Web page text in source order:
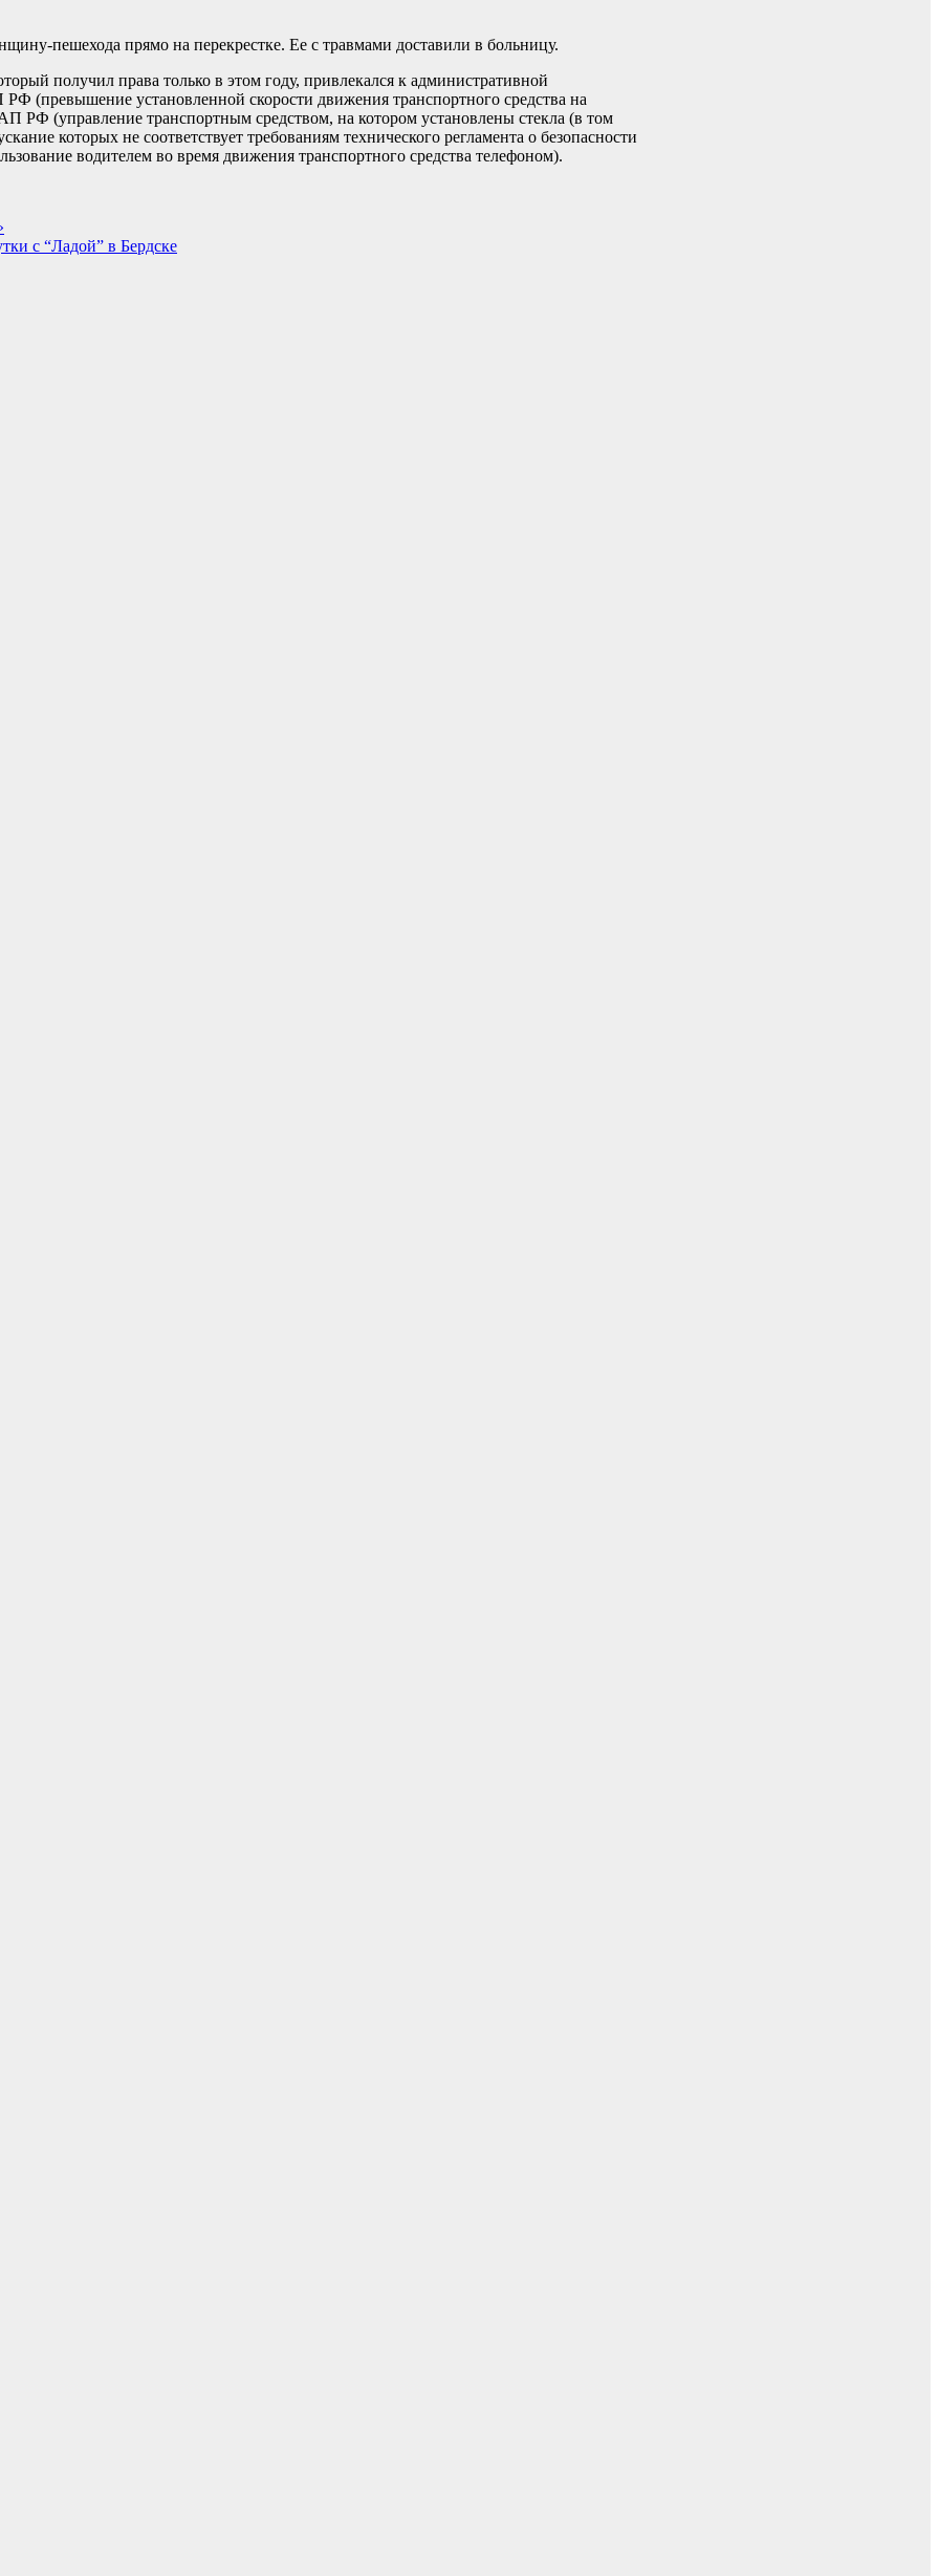
пешехода прямо на перекрестке. Ее с травмами доставили в больницу.
получил права только в этом году, привлекался к административной
(превышение установленной скорости движения транспортного средства на
РФ (управление транспортным средством, на котором установлены стекла (в том
которых не соответствует требованиям технического регламента о безопасности
водителем во время движения транспортного средства телефоном).
с “Ладой” в Бердске